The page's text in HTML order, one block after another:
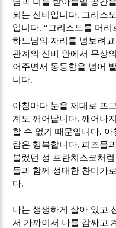
되는 신비입니다. 그리스
입니다. “그리스도를 머
하느님의 자리를 넘보려
관계의 신비 안에서 무상
어주면서 동등함을 넘어
니다.
아침마다 눈을 제대로 뜨
계도 깨어납니다.깨어나
할 수 없기 때문입니다. 아
람은 행복합니다. 피조물
불렀던 성 프란치스코처
들과 함께 성대한 찬미가
다.
나는 생생하게 살아 있고
서 가까이서 나를 감싸고